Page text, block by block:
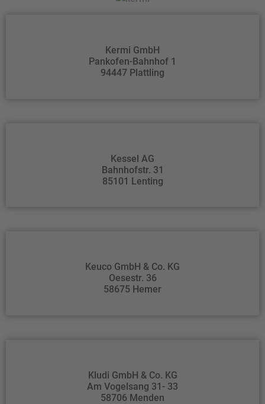
Kermi GmbH
Pankofen-Bahnhof 1
94447 Plattling
Kessel AG
Bahnhofstr. 31
85101 Lenting
Keuco GmbH & Co. KG
Oesestr. 36
58675 Hemer
Kludi GmbH & Co. KG
Am Vogelsang 31- 33
58706 Menden